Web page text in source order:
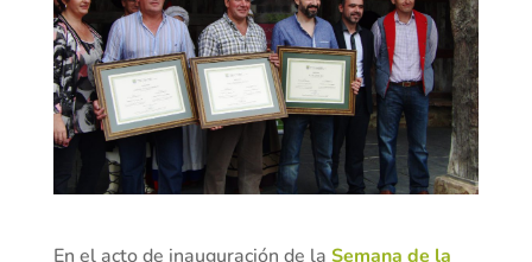
En el acto de inauguración de la Semana de la